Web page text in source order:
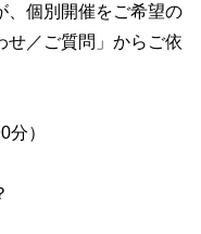
個別開催をご希望の
せ／ご質問」からご依
分）